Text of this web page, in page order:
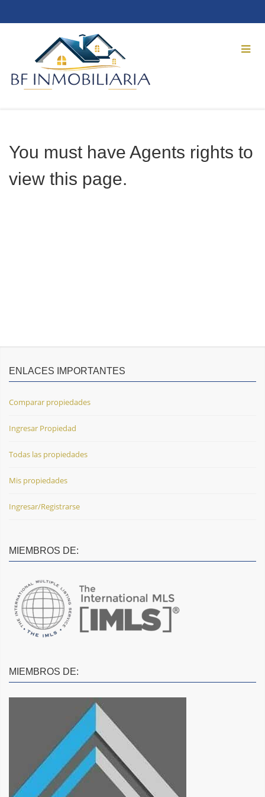
You must have Agents rights to
view this page.
ENLACES IMPORTANTES
Comparar propiedades
Ingresar Propiedad
Todas las propiedades
Mis propiedades
Ingresar/Registrarse
MIEMBROS DE:
MIEMBROS DE: